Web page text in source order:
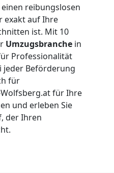
reibungslosen
exakt auf Ihre
ist. Mit 10
Umzugsbranche in
Professionalität
jeder Beförderung
für
für Ihre
und erleben Sie
der Ihren